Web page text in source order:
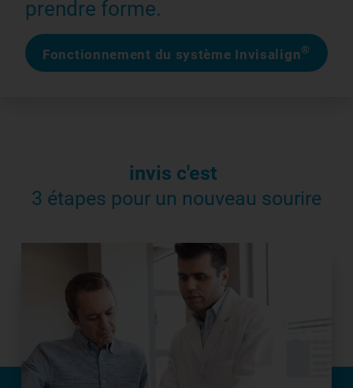
prendre forme.
Fonctionnement du système Invisalign®
invis c'est
3 étapes pour un nouveau sourire